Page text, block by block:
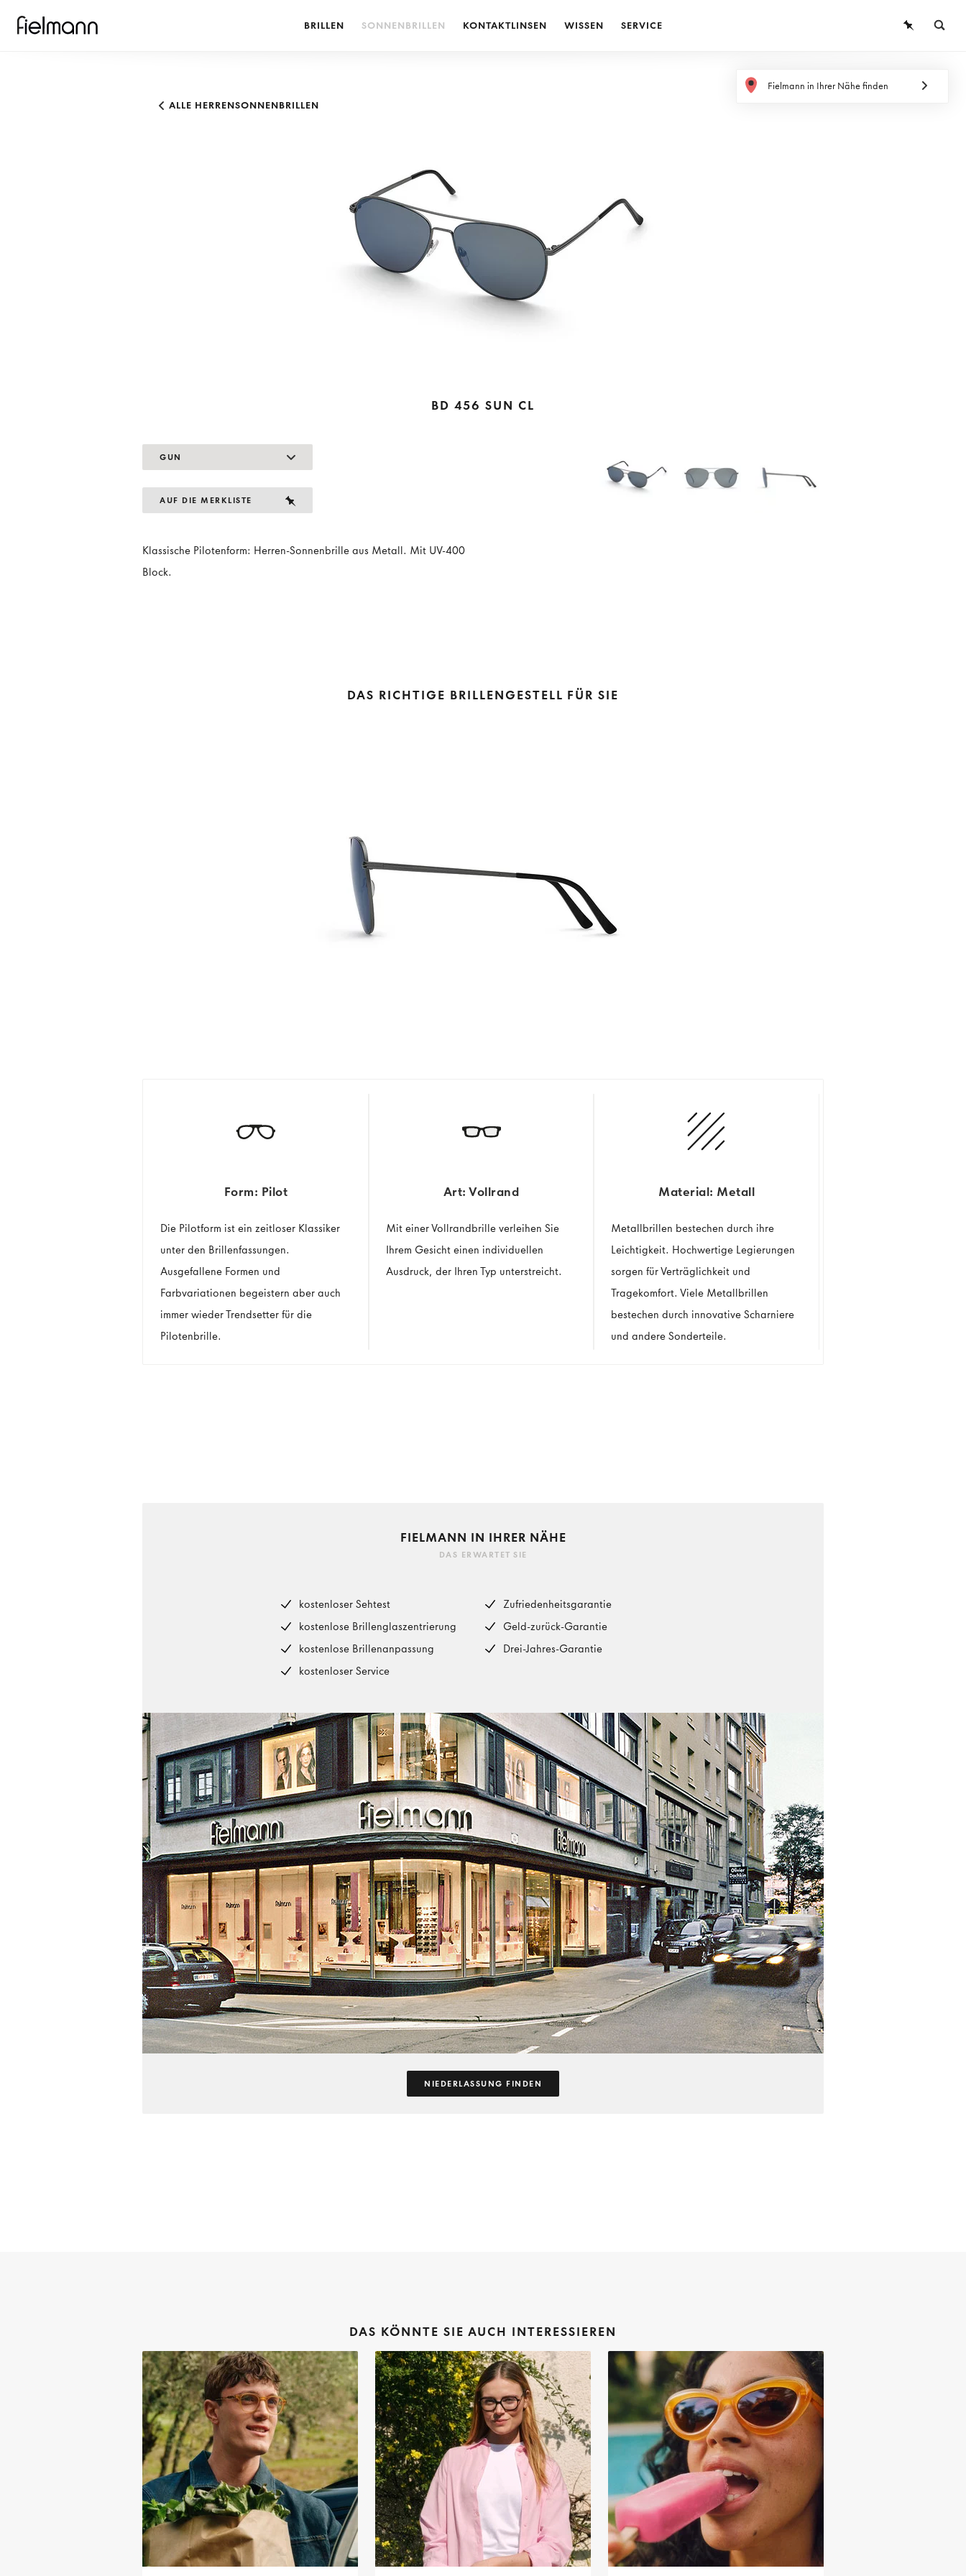
BRILLEN SONNENBRILLEN KONTAKTLINSEN WISSEN SERVICE
Fielmann in Ihrer Nähe finden
ALLE HERRENSONNENBRILLEN
BD 456 SUN CL
GUN
AUF DIE MERKLISTE
Klassische Pilotenform: Herren-Sonnenbrille aus Metall. Mit UV-400
Block.
DAS RICHTIGE BRILLENGESTELL FÜR SIE
Form: Pilot
Die Pilotform ist ein zeitloser Klassiker
unter den Brillenfassungen.
Ausgefallene Formen und
Farbvariationen begeistern aber auch
immer wieder Trendsetter für die
Pilotenbrille.
Art: Vollrand
Mit einer Vollrandbrille verleihen Sie
Ihrem Gesicht einen individuellen
Ausdruck, der Ihren Typ unterstreicht.
Material: Metall
Metallbrillen bestechen durch ihre
Leichtigkeit. Hochwertige Legierungen
sorgen für Verträglichkeit und
Tragekomfort. Viele Metallbrillen
bestechen durch innovative Scharniere
und andere Sonderteile.
FIELMANN IN IHRER NÄHE
DAS ERWARTET SIE
kostenloser Sehtest
kostenlose Brillenglaszentrierung
kostenlose Brillenanpassung
kostenloser Service
Zufriedenheitsgarantie
Geld-zurück-Garantie
Drei-Jahres-Garantie
NIEDERLASSUNG FINDEN
DAS KÖNNTE SIE AUCH INTERESSIEREN